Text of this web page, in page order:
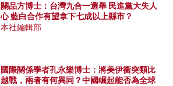
關品方博士：台灣九合一選舉 民進黨大失人
心 藍白合作有望拿下七成以上縣市？
本社編輯部
國際關係學者孔永樂博士：將美伊衝突類比
越戰，兩者有何異同？中國崛起能否為全球